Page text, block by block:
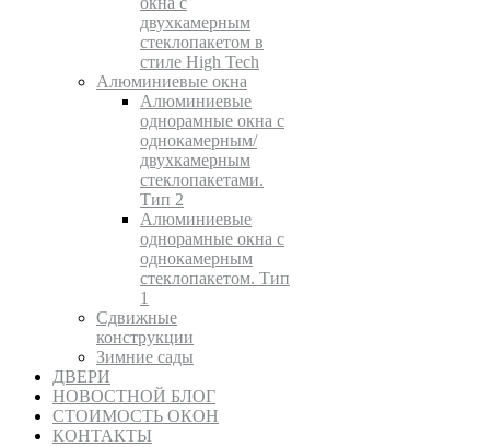
двухкамерным
стеклопакетом в
стиле High Tech
Алюминиевые окна
Алюминиевые
однорамные окна с
однокамерным/
двухкамерным
стеклопакетами.
Тип 2
Алюминиевые
однорамные окна с
однокамерным
стеклопакетом. Тип
1
Сдвижные
конструкции
Зимние сады
ДВЕРИ
НОВОСТНОЙ БЛОГ
СТОИМОСТЬ ОКОН
КОНТАКТЫ